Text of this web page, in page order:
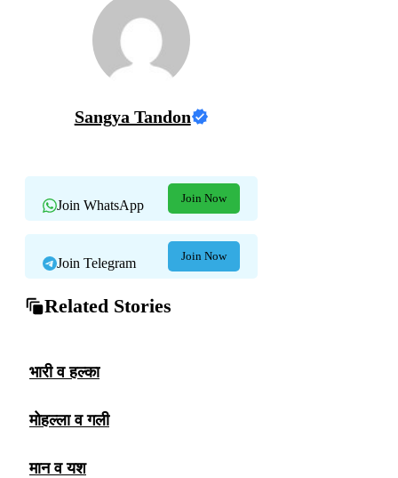
Sangya Tandon
Join WhatsApp Join Now
Join Telegram Join Now
Related Stories
भारी व हल्का
मोहल्ला व गली
मान व यश